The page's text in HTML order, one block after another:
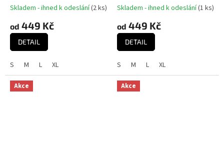
Red
Skladem - ihned k odeslání(2 ks)
od 449 Kč
DETAIL
S M L XL
White
Skladem - ihned k odeslání(1 ks)
od 449 Kč
DETAIL
S M L XL
Akce Akce